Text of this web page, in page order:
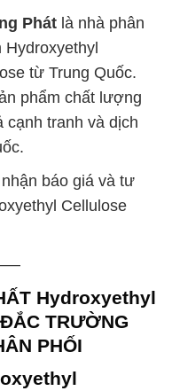
Phát là nhà phân
Hydroxyethyl
từ Trung Quốc.
phẩm chất lượng
cạnh tranh và dịch
báo giá và tư
Cellulose
Hydroxyethyl
TRƯỜNG
PHỐI